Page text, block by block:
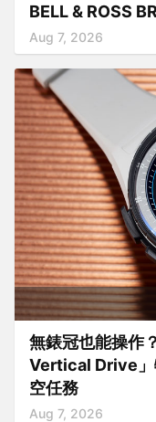
BELL & ROSS
Aug 7, 2026
無錶冠也能操作
Vertical Drive」
空任務
Aug 7, 2026